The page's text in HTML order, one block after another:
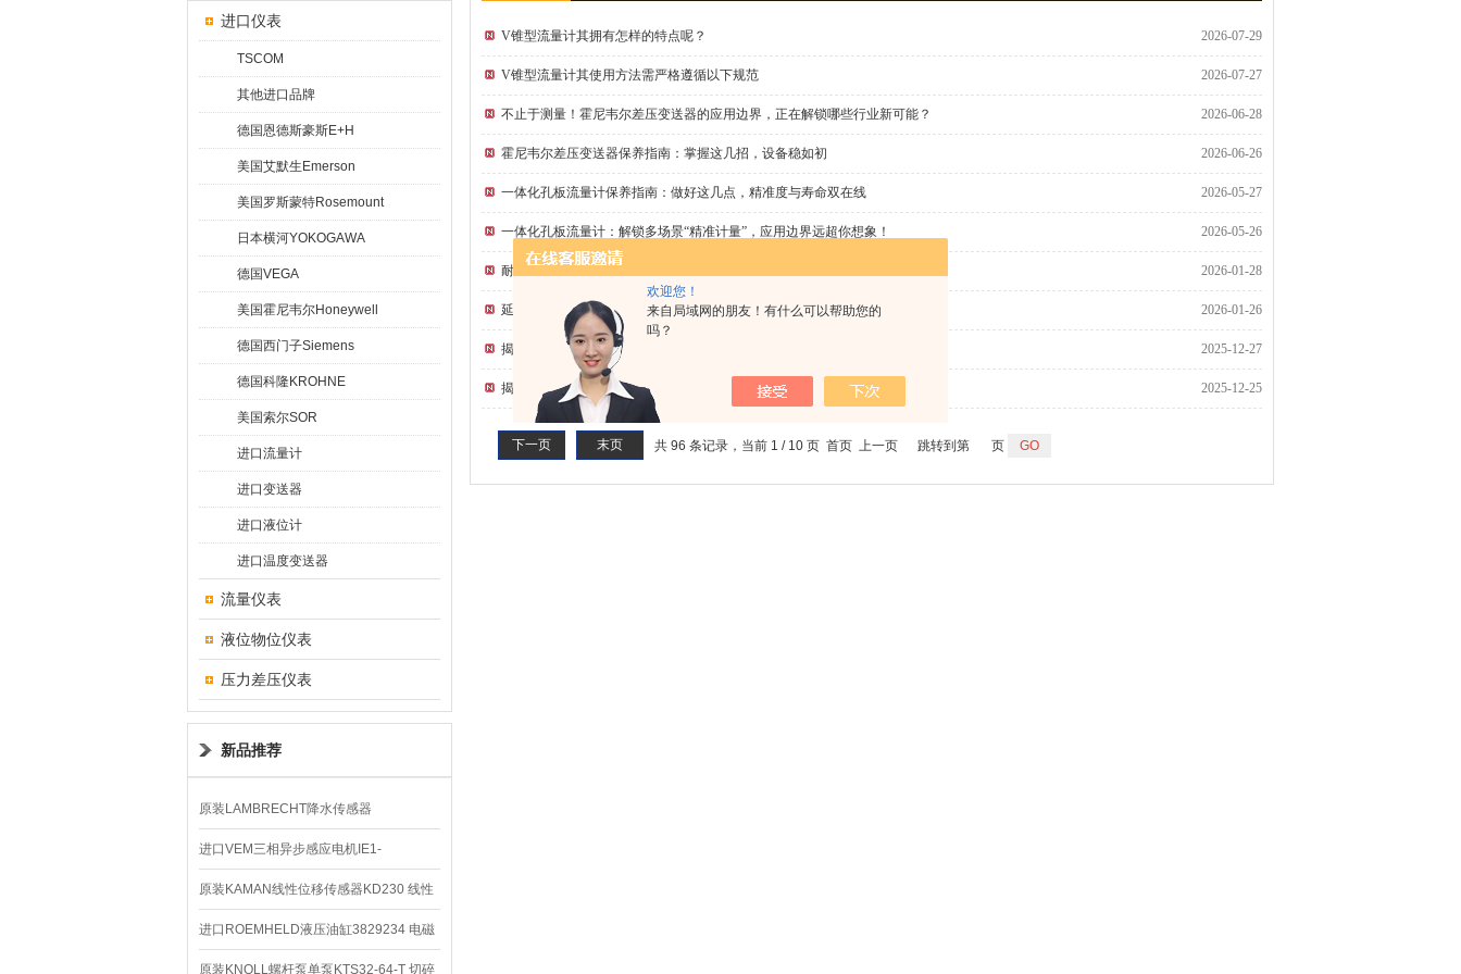
欢迎您！
来自局域网的朋友！有什么可以帮助您的
吗？
进口仪表
TSCOM
其他进口品牌
德国恩德斯豪斯E+H
美国艾默生Emerson
美国罗斯蒙特Rosemount
日本横河YOKOGAWA
德国VEGA
美国霍尼韦尔Honeywell
德国西门子Siemens
德国科隆KROHNE
美国索尔SOR
进口流量计
进口变送器
进口液位计
进口温度变送器
流量仪表
液位物位仪表
压力差压仪表
新品推荐
原装LAMBRECHT降水传感器
00.14575.20气象仪
进口VEM三相异步感应电机IE1-
K21R80G4马达
原装KAMAN线性位移传感器KD230 线性
编码器
进口ROEMHELD液压油缸3829234 电磁
阀定位器
原装KNOLL螺杆泵单泵KTS32-64-T 切碎
V锥型流量计其拥有怎样的特点呢？ 2026-07-29
V锥型流量计其使用方法需严格遵循以下规范 2026-07-27
不止于测量！霍尼韦尔差压变送器的应用边界，正在解锁哪些行业新可能？ 2026-06-28
霍尼韦尔差压变送器保养指南：掌握这几招，设备稳如初 2026-06-26
一体化孔板流量计保养指南：做好这几点，精准度与寿命双在线 2026-05-27
一体化孔板流量计：解锁多场景“精准计量”，应用边界远超你想象！ 2026-05-26
耐腐蚀投入式液位计的测定步骤及使用注意事项如下 2026-01-28
延长设备寿命的秘密：发现耐腐蚀投入式液位计的*功能 2026-01-26
揭秘V锥型流量计：结构解析与关键部件一览 2025-12-27
揭秘V锥型流量计的保养秘籍，延长使用寿命！ 2025-12-25
共 96 条记录，当前 1 / 10 页 首页 上一页
下一页 末页 跳转到第 页